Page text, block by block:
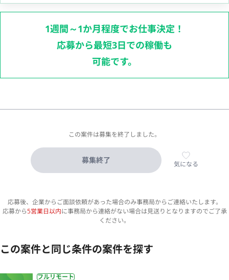
1週間～1か月程度でお仕事決定！
応募から最短3日での稼働も
可能です。
この案件は募集を終了しました。
募集終了 気になる
応募後、企業からご面談依頼があった場合のみ事務局からご連絡いたします。
応募から5営業日以内に事務局から連絡がない場合は見送りとなりますのでご了承
ください。
この案件と同じ条件の案件を探す
フルリモート